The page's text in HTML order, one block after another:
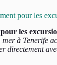
pour les
les
à Tenerife
directement